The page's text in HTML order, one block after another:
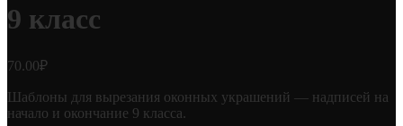
9 класс
70.00₽
Шаблоны для вырезания оконных украшений — надписей на
начало и окончание 9 класса.